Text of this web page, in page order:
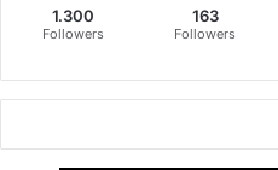
1.300
Followers
163
Followers